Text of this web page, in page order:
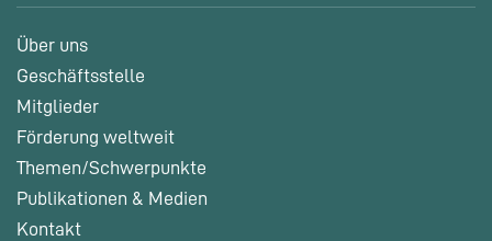
Über uns
Geschäftsstelle
Mitglieder
Förderung weltweit
Themen/Schwerpunkte
Publikationen & Medien
Kontakt